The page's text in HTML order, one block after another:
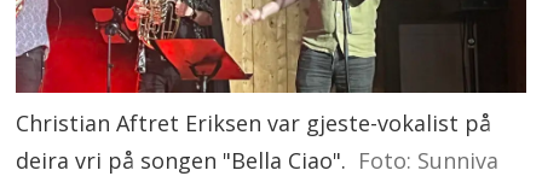
Christian Aftret Eriksen var gjeste-vokalist på
deira vri på songen "Bella Ciao". Foto: Sunniva